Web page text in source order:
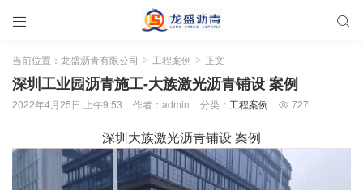
 
当前位置： 龙盛沥青有限公司 > 工程案例 > 正文
深圳工业园沥青施工-大族激光沥青铺设 案例
2022年4月25日 上午9:53 作者：admin 分类： 工程案例  727
深圳大族激光沥青铺设 案例